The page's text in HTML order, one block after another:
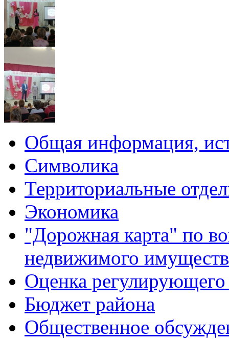
Общая информация,
Символика
Территориальные
Экономика
"Дорожная карта" по
недвижимого
Оценка регулирующего
Бюджет района
Общественное